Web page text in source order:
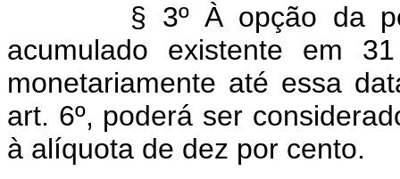
§ 3º À opção da
acumulado existente em
monetariamente até essa
art. 6º, poderá ser
à alíquota de dez por cento.